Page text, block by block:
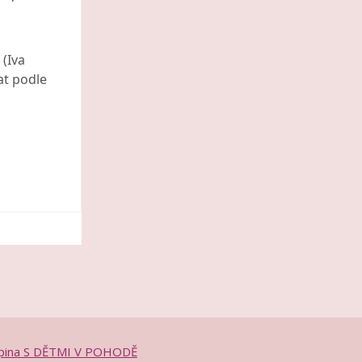
podle
S DĚTMI V POHODĚ